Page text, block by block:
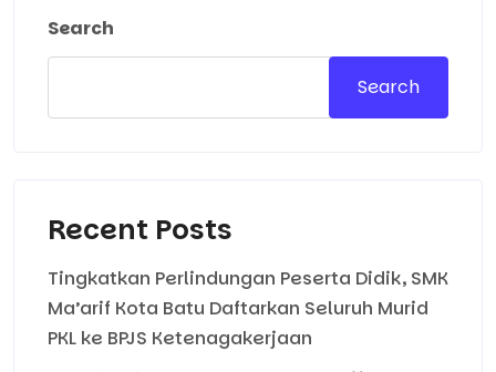
Search
Search
Recent Posts
Tingkatkan Perlindungan Peserta Didik, SMK
Ma’arif Kota Batu Daftarkan Seluruh Murid
PKL ke BPJS Ketenagakerjaan